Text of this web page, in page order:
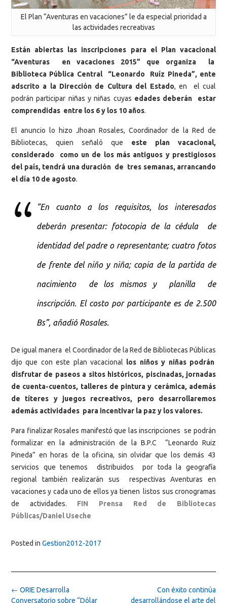
El Plan “Aventuras en vacaciones” le da especial prioridad a
las actividades recreativas
Están abiertas las inscripciones para el Plan vacacional
“Aventuras en vacaciones 2015” que organiza la
Biblioteca Pública Central “Leonardo Ruíz Pineda”, ente
adscrito a la Dirección de Cultura del Estado, en el cual
podrán participar niñas y niñas cuyas edades deberán estar
comprendidas entre los 6 y los 10 años.
El anuncio lo hizo Jhoan Rosales, Coordinador de la Red de
Bibliotecas, quien señaló que este plan vacacional,
considerado como un de los más antiguos y prestigiosos
del país, tendrá una duración de tres semanas, arrancando
el día 10 de agosto.
“En cuanto a los requisitos, los interesados
deberán presentar: fotocopia de la cédula de
identidad del padre o representante; cuatro fotos
de frente del niño y niña; copia de la partida de
nacimiento de los mismos y planilla de
inscripción. El costo por participante es de 2.500
Bs”, añadió Rosales.
De igual manera el Coordinador de la Red de Bibliotecas Públicas
dijo que con este plan vacacional los niños y niñas podrán
disfrutar de paseos a sitos históricos, piscinadas, jornadas
de cuenta-cuentos, talleres de pintura y cerámica, además
de títeres y juegos recreativos, pero desarrollaremos
además actividades para incentivar la paz y los valores.
Para finalizar Rosales manifestó que las inscripciones se podrán
formalizar en la administración de la B.P.C “Leonardo Ruiz
Pineda” en horas de la oficina, sin olvidar que los demás 43
servicios que tenemos distribuidos por toda la geografía
regional también realizarán sus respectivas Aventuras en
vacaciones y cada uno de ellos ya tienen listos sus cronogramas
de actividades. FIN Prensa Red de Bibliotecas
Públicas/Daniel Useche
Posted in Gestion2012-2017
Post
navigation
Con éxito continúa
desarrollándose el arte del
← ORIE Desarrolla
Conversatorio sobre “Dólar